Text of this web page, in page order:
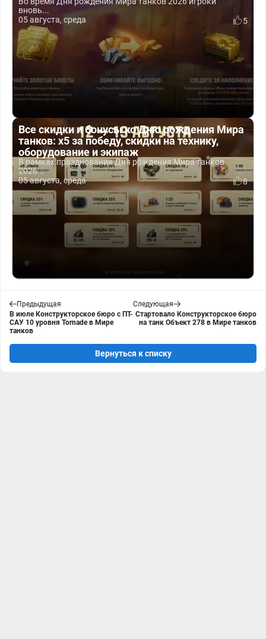
вновь...
05 августа, среда
5
Все скидки и бонусы ко Дню рождения Мира
танков: x5 за победу, скидки на технику,
оборудование и экипаж
В рамках празднования Дня рождения Мира танков
2026...
05 августа, среда
8
Предыдущая
В июле Конструкторское бюро с ПТ-
САУ 10 уровня Tornade в Мире
танков
Следующая
Стартовало Конструкторское бюро
на танк Объект 278 в Мире танков
Вернуться к списку